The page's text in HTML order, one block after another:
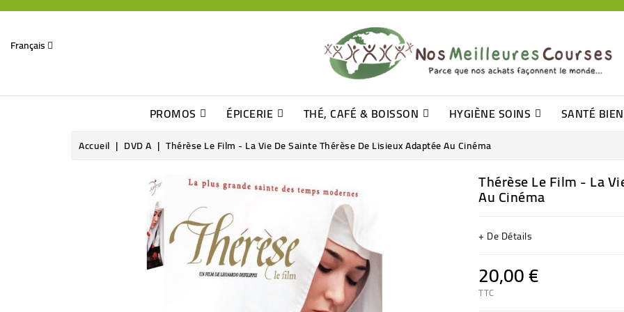
Français
PROMOS ÉPICERIE THÉ, CAFÉ & BOISSON HYGIÈNE SOINS SANTÉ
Accueil DVD A
Thérèse Le Film - La Vie De Sainte Thérèse De Lisieux Adaptée Au Cinéma
Thérèse Le Film - La
Au Cinéma
+ De Détails
20,00 €
TTC